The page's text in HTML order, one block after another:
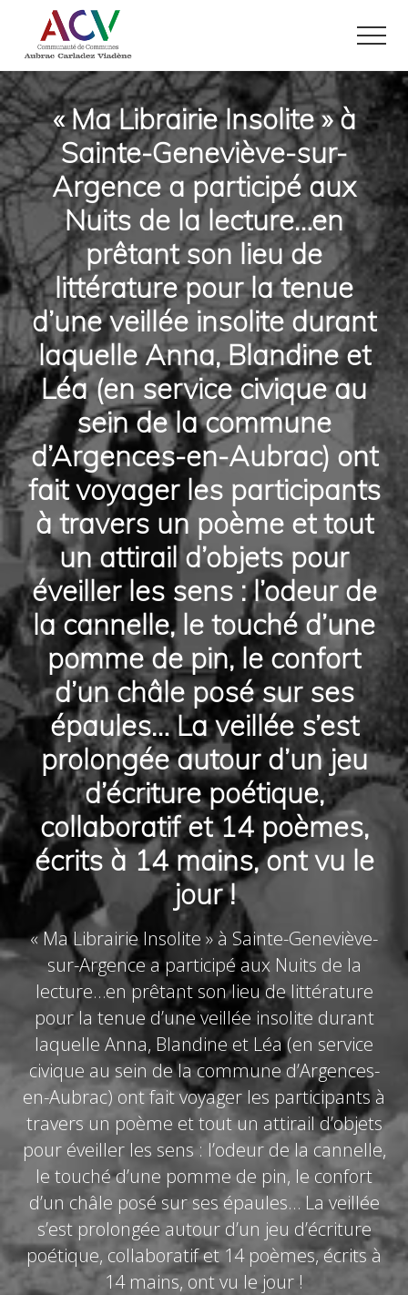
contenu
principal
pied
de
page
Site
officiel
de
la
Communauté
de
Communes
Aubrac
Carladez
Viadène
dans
le
nord
de
l'Aveyron
« Ma Librairie Insolite » à
Sainte-Geneviève-sur-
Argence a participé aux
Nuits de la lecture…en
prêtant son lieu de
littérature pour la tenue
d’une veillée insolite durant
laquelle Anna, Blandine et
Léa (en service civique au
sein de la commune
d’Argences-en-Aubrac) ont
fait voyager les participants
à travers un poème et tout
un attirail d’objets pour
éveiller les sens : l’odeur de
la cannelle, le touché d’une
pomme de pin, le confort
d’un châle posé sur ses
épaules… La veillée s’est
prolongée autour d’un jeu
d’écriture poétique,
collaboratif et 14 poèmes,
écrits à 14 mains, ont vu le
jour !
« Ma Librairie Insolite » à Sainte-Geneviève-
sur-Argence a participé aux Nuits de la
lecture…en prêtant son lieu de littérature
pour la tenue d’une veillée insolite durant
laquelle Anna, Blandine et Léa (en service
civique au sein de la commune d’Argences-
en-Aubrac) ont fait voyager les participants à
travers un poème et tout un attirail d’objets
pour éveiller les sens : l’odeur de la cannelle,
le touché d’une pomme de pin, le confort
d’un châle posé sur ses épaules… La veillée
s’est prolongée autour d’un jeu d’écriture
poétique, collaboratif et 14 poèmes, écrits à
14 mains, ont vu le jour !